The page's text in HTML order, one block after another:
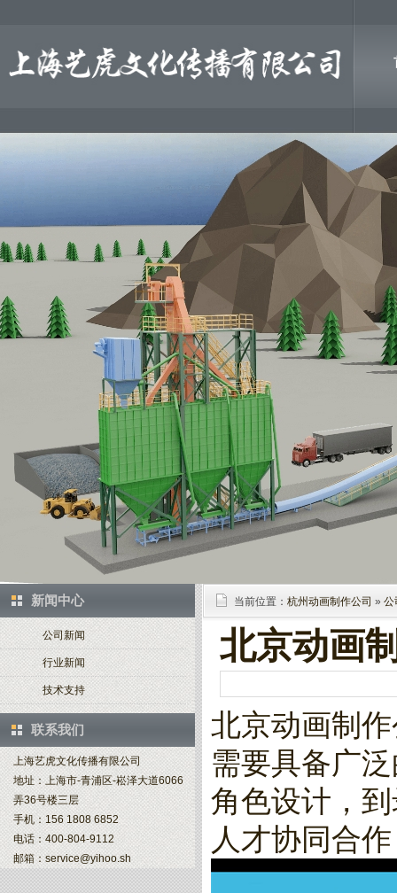
新闻中心
公司新闻
行业新闻
技术支持
联系我们
上海艺虎文化传播有限公司
地址：上海市-青浦区-崧泽大道6066
弄36号楼三层
手机：156 1808 6852
电话：400-804-9112
邮箱：service@yihoo.sh
当前位置： 杭州动画制作公司 » 公
北京动画
北京动画制
需要具备广
角色设计，
人才协同合